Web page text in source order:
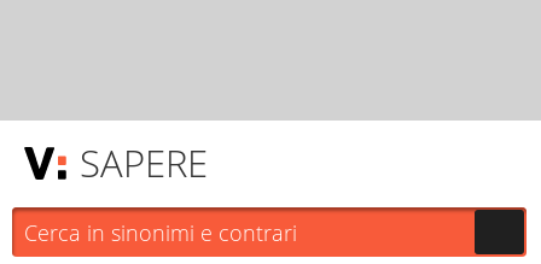
SAPERE